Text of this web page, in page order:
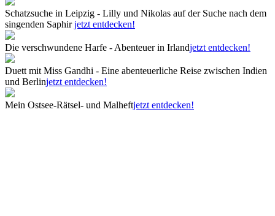
Schatzsuche in Leipzig - Lilly und Nikolas auf der Suche nach dem
singenden Saphirjetzt entdecken!
Die verschwundene Harfe - Abenteuer in Irlandjetzt entdecken!
Duett mit Miss Gandhi - Eine abenteuerliche Reise zwischen Indien
und Berlinjetzt entdecken!
Mein Ostsee-Rätsel- und Malheftjetzt entdecken!